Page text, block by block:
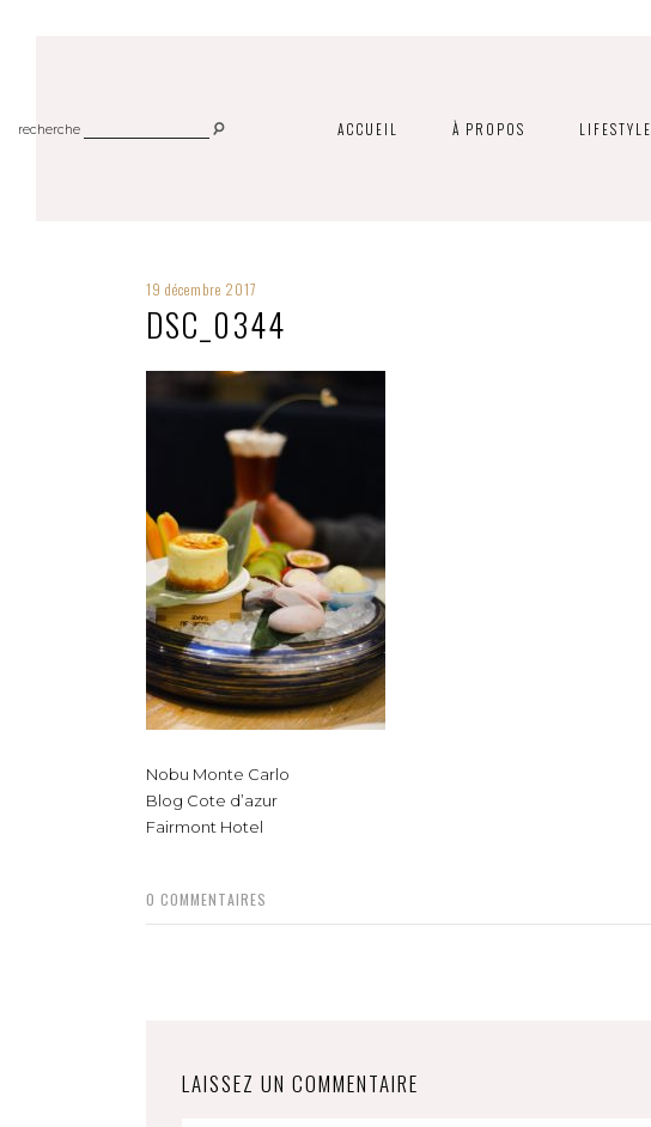
recherche ACCUEIL À PROPOS LIFESTYLE
19 décembre 2017
DSC_0344
Nobu Monte Carlo
Blog Cote d’azur
Fairmont Hotel
0 COMMENTAIRES
LAISSEZ UN COMMENTAIRE